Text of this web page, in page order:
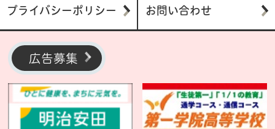
プライバシーポリシー お問い合わせ
広告募集